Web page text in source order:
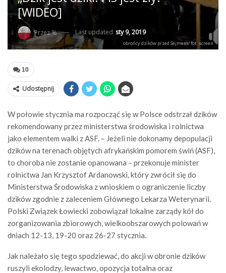
[WIDEO]
Przez % Last updated sty 9, 2019
obrońcy dzików przed Sejmem/ fot. screen
10
Udostępnij
W połowie stycznia ma rozpocząć się w Polsce odstrzał dzików
rekomendowany przez ministerstwa środowiska i rolnictwa
jako elementem walki z ASF. – Jeżeli nie dokonamy depopulacji
dzików na terenach objętych afrykańskim pomorem świń (ASF),
to choroba nie zostanie opanowana – przekonuje minister
rolnictwa Jan Krzysztof Ardanowski, który zwrócił się do
Ministerstwa Środowiska z wnioskiem o ograniczenie liczby
dzików zgodnie z zaleceniem Głównego Lekarza Weterynarii.
Polski Związek Łowiecki zobowiązał lokalne zarządy kół do
zorganizowania zbiorowych, wielkoobszarowych polowań w
dniach 12-13, 19-20 oraz 26-27 stycznia.
Jak należało się tego spodziewać, do akcji w obronie dzików
ruszyli ekolodzy, lewactwo, opozycja totalna oraz